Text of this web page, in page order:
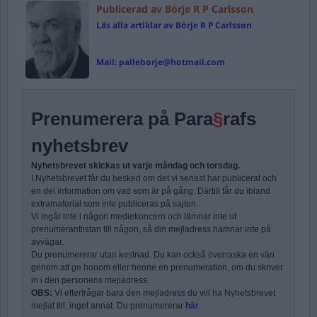
Publicerad av Börje R P Carlsson
Läs alla artiklar av Börje R P Carlsson
Mail: palleborje@hotmail.com
Prenumerera på Para§rafs
nyhetsbrev
Nyhetsbrevet skickas ut varje måndag och torsdag.
I Nyhetsbrevet får du besked om det vi senast har publicerat och
en del information om vad som är på gång. Därtill får du ibland
extramaterial som inte publiceras på sajten.
Vi ingår inte i någon mediekoncern och lämnar inte ut
prenumerantlistan till någon, så din mejladress hamnar inte på
avvägar.
Du prenumererar utan kostnad. Du kan också överraska en vän
genom att ge honom eller henne en prenumeration, om du skriver
in i den personens mejladress.
OBS: Vi efterfrågar bara den mejladress du vill ha Nyhetsbrevet
mejlat till, inget annat. Du prenumererar här